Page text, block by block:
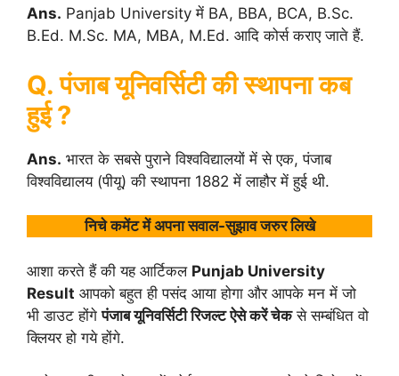
Ans. Panjab University में BA, BBA, BCA, B.Sc.
B.Ed. M.Sc. MA, MBA, M.Ed. आदि कोर्स कराए जाते हैं.
Q. पंजाब यूनिवर्सिटी की स्थापना कब
हुई ?
Ans. भारत के सबसे पुराने विश्वविद्यालयों में से एक, पंजाब
विश्वविद्यालय (पीयू) की स्थापना 1882 में लाहौर में हुई थी.
निचे कमेंट में अपना सवाल-सुझाव जरुर लिखे
आशा करते हैं की यह आर्टिकल Punjab University
Result आपको बहुत ही पसंद आया होगा और आपके मन में जो
भी डाउट होंगेपंजाब यूनिवर्सिटी रिजल्ट ऐसे करें चेकसे सम्बंधित वो
क्लियर हो गये होंगे.